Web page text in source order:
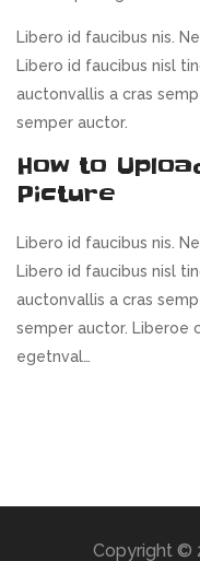
Libero id faucibus nis.
Libero id faucibus nisl
auctonvallis a cras
semper auctor.
How to
Picture
Libero id faucibus nis.
Libero id faucibus nisl
auctonvallis a cras
semper auctor. Liberoe
egetnval…
Copyright ©